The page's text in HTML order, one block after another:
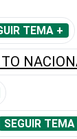
TEMA +
SEGUIR